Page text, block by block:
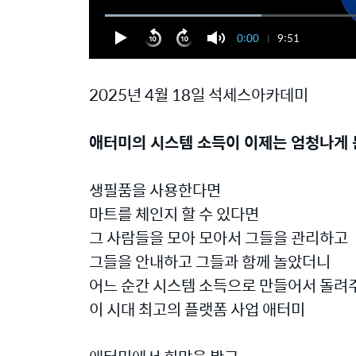
0:00 9:51
2025년 4월 18일 석세스아카데미
애터미의 시스템 소득이 이제는 엄청나게
생필품을 사용한다면
마트를 체인지 할 수 있다면
그 사람들을 모아 모아서 그들을 관리하고
그들을 안내하고 그들과 함께 놀았더니
어느 순간 시스템 소득으로 만들어서 돌려
이 시대 최고의 플랫폼 사업 애터미